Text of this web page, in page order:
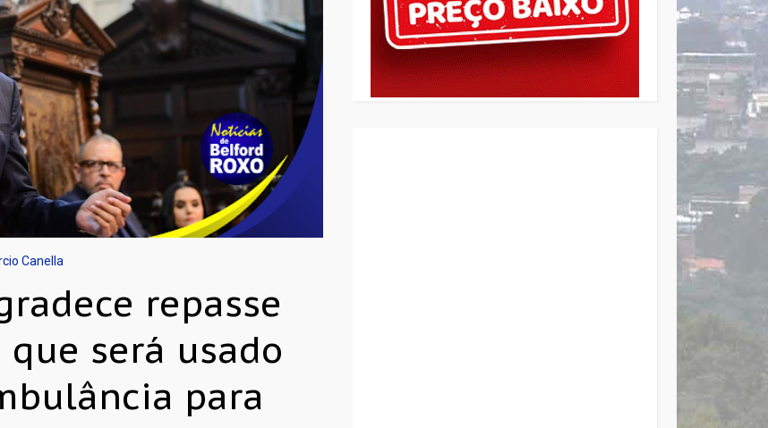
Canella
repasse
será usado
para